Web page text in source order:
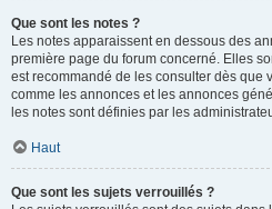
Que sont les notes ?
Les notes apparaissent en dessous des
première page du forum concerné. Elles
est recommandé de les consulter dès que
comme les annonces et les annonces
les notes sont définies par les
Haut
Que sont les sujets verrouillés ?